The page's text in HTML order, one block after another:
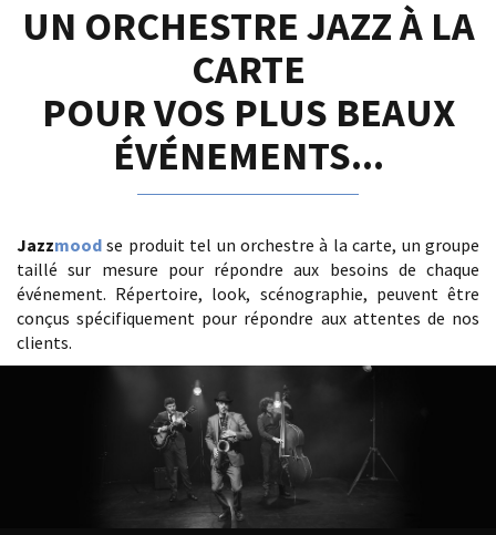
UN ORCHESTRE JAZZ À LA
CARTE
POUR VOS PLUS BEAUX
ÉVÉNEMENTS...
Jazzmood se produit tel un orchestre à la carte, un groupe
taillé sur mesure pour répondre aux besoins de chaque
événement. Répertoire, look, scénographie, peuvent être
conçus spécifiquement pour répondre aux attentes de nos
clients.